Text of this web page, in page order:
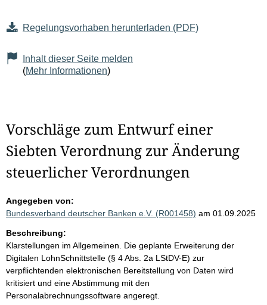
Regelungsvorhaben herunterladen (PDF)
Inhalt dieser Seite melden
(Mehr Informationen)
Vorschläge zum Entwurf einer
Siebten Verordnung zur Änderung
steuerlicher Verordnungen
Angegeben von:
Bundesverband deutscher Banken e.V. (R001458) am 01.09.2025
Beschreibung:
Klarstellungen im Allgemeinen. Die geplante Erweiterung der
Digitalen LohnSchnittstelle (§ 4 Abs. 2a LStDV-E) zur
verpflichtenden elektronischen Bereitstellung von Daten wird
kritisiert und eine Abstimmung mit den
Personalabrechnungssoftware angeregt.